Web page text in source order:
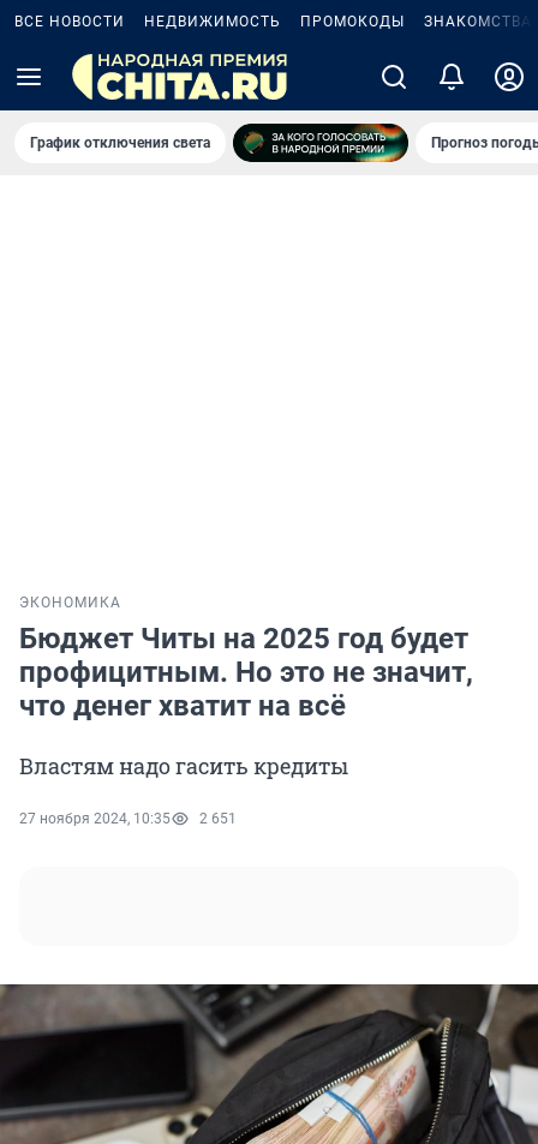
ВСЕ НОВОСТИ НЕДВИЖИМОСТЬ ПРОМОКОДЫ ЗНАКОМСТВА
График отключения света Прогноз
ЭКОНОМИКА
Бюджет Читы на 2025 год будет
профицитным. Но это не значит,
что денег хватит на всё
Властям надо гасить кредиты
27 ноября 2024, 10:35 2 651